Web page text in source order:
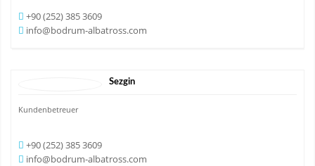
+90 (252) 385 3609
info@bodrum-albatross.com
Sezgin
Kundenbetreuer
+90 (252) 385 3609
info@bodrum-albatross.com